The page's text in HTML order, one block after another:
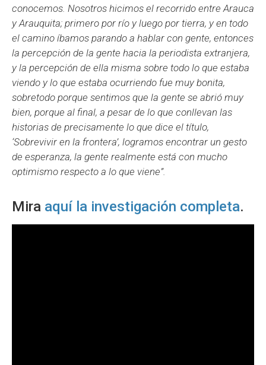
conocemos. Nosotros hicimos el recorrido entre Arauca
y Arauquita; primero por río y luego por tierra, y en todo
el camino íbamos parando a hablar con gente, entonces
la percepción de la gente hacia la periodista extranjera,
y la percepción de ella misma sobre todo lo que estaba
viendo y lo que estaba ocurriendo fue muy bonita,
sobretodo porque sentimos que la gente se abrió muy
bien, porque al final, a pesar de lo que conllevan las
historias de precisamente lo que dice el título,
‘Sobrevivir en la frontera’, logramos encontrar un gesto
de esperanza, la gente realmente está con mucho
optimismo respecto a lo que viene”.
Mira aquí la investigación completa.